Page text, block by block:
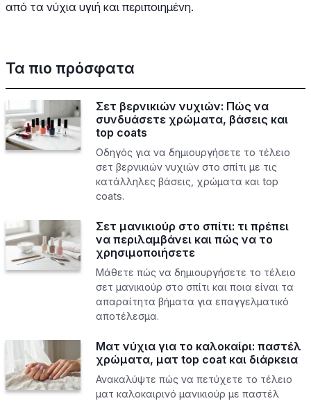
από τα νύχια υγιή και περιποιημένη.
Τα πιο πρόσφατα
Σετ βερνικιών νυχιών: Πώς να
συνδυάσετε χρώματα, βάσεις και
top coats
Οδηγός για να δημιουργήσετε το τέλειο
σετ βερνικιών νυχιών στο σπίτι με τις
κατάλληλες βάσεις, χρώματα και top
coats.
Σετ μανικιούρ στο σπίτι: τι πρέπει
να περιλαμβάνει και πώς να το
χρησιμοποιήσετε
Μάθετε πώς να δημιουργήσετε το τέλειο
σετ μανικιούρ στο σπίτι και ποια είναι τα
απαραίτητα βήματα για επαγγελματικό
αποτέλεσμα.
Ματ νύχια για το καλοκαίρι: παστέλ
χρώματα, ματ top coat και διάρκεια
Ανακαλύψτε πώς να πετύχετε το τέλειο
ματ καλοκαιρινό μανικιούρ με παστέλ